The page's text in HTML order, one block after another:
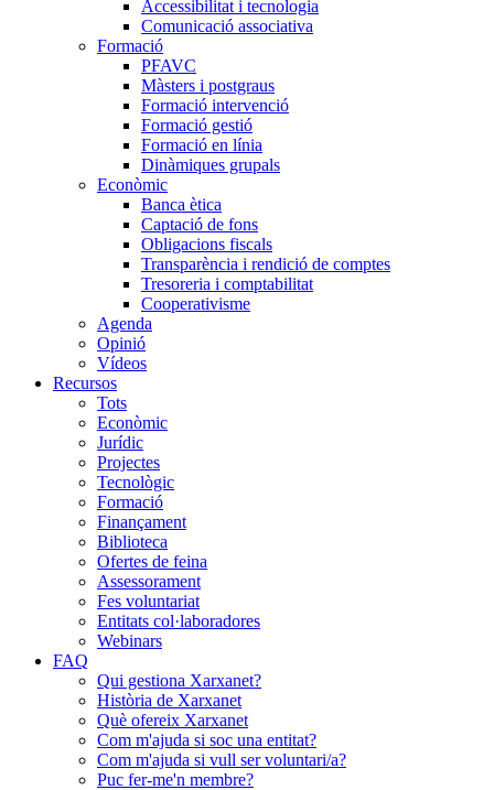
Accessibilitat i tecnologia
Comunicació associativa
Formació
PFAVC
Màsters i postgraus
Formació intervenció
Formació gestió
Formació en línia
Dinàmiques grupals
Econòmic
Banca ètica
Captació de fons
Obligacions fiscals
Transparència i rendició de comptes
Tresoreria i comptabilitat
Cooperativisme
Agenda
Opinió
Vídeos
Recursos
Tots
Econòmic
Jurídic
Projectes
Tecnològic
Formació
Finançament
Biblioteca
Ofertes de feina
Assessorament
Fes voluntariat
Entitats col·laboradores
Webinars
FAQ
Qui gestiona Xarxanet?
Història de Xarxanet
Què ofereix Xarxanet
Com m'ajuda si soc una entitat?
Com m'ajuda si vull ser voluntari/a?
Puc fer-me'n membre?